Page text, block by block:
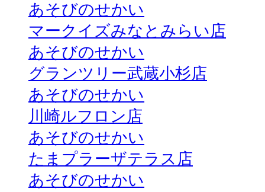
あそびのせかい
マークイズみなとみらい店
あそびのせかい
グランツリー武蔵小杉店
あそびのせかい
川崎ルフロン店
あそびのせかい
たまプラーザテラス店
あそびのせかい